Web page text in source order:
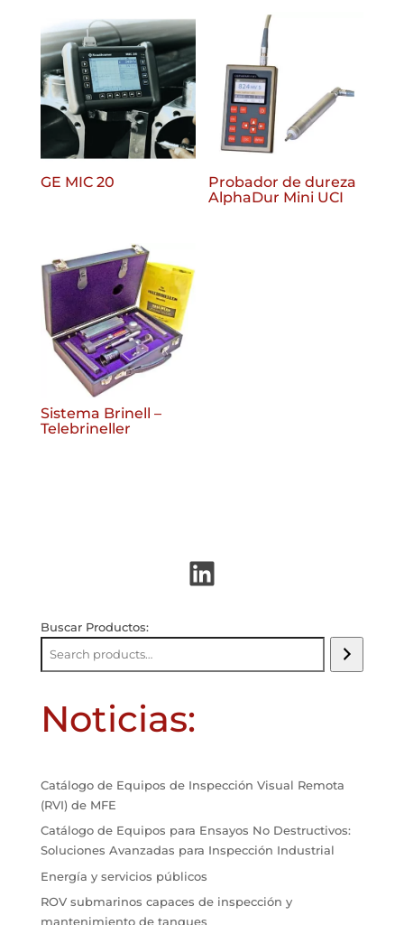
GE MIC 20
Probador de dureza
AlphaDur Mini UCI
Sistema Brinell –
Telebrineller
LinkedIn
Buscar Productos:
Noticias:
Catálogo de Equipos de Inspección Visual Remota
(RVI) de MFE
Catálogo de Equipos para Ensayos No Destructivos:
Soluciones Avanzadas para Inspección Industrial
Energía y servicios públicos
ROV submarinos capaces de inspección y
mantenimiento de tanques